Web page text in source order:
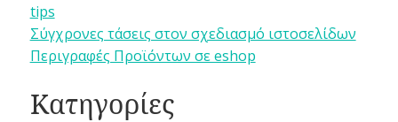
tips
Σύγχρονες τάσεις στον σχεδιασμό ιστοσελίδων
Περιγραφές Προϊόντων σε eshop
Κατηγορίες